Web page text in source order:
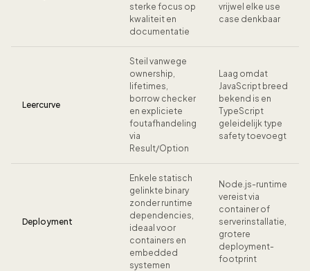
sterke focus op
kwaliteit en
documentatie
vrijwel elke use
case denkbaar
Leercurve
Steil vanwege
ownership,
lifetimes,
borrow checker
en expliciete
foutafhandeling
via
Result/Option
Laag omdat
JavaScript breed
bekend is en
TypeScript
geleidelijk type
safety toevoegt
Deployment
Enkele statisch
gelinkte binary
zonder runtime
dependencies,
ideaal voor
containers en
embedded
systemen
Node.js-runtime
vereist via
container of
serverinstallatie,
grotere
deployment-
footprint